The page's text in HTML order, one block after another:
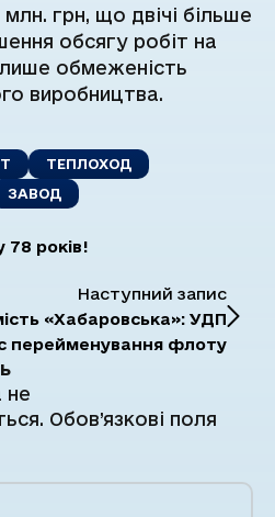
грн, що двічі більше
обсягу робіт на
обмеженість
виробництва.
ТЕПЛОХОД
ЗАВОД
78 років!
Наступний запис
«Хабаровська»: УДП
перейменування флоту
не
Обов’язкові поля